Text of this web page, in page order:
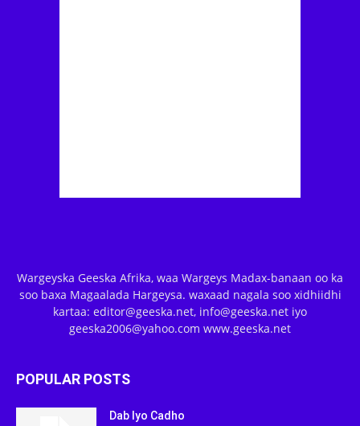
Wargeyska Geeska Afrika, waa Wargeys Madax-banaan oo ka
soo baxa Magaalada Hargeysa. waxaad nagala soo xidhiidhi
kartaa: editor@geeska.net, info@geeska.net iyo
geeska2006@yahoo.com www.geeska.net
POPULAR POSTS
Dab Iyo Cadho